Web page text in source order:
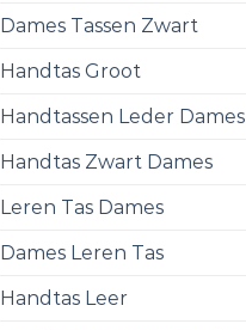
Dames Tassen Zwart
Handtas Groot
Handtassen Leder Dames
Handtas Zwart Dames
Leren Tas Dames
Dames Leren Tas
Handtas Leer